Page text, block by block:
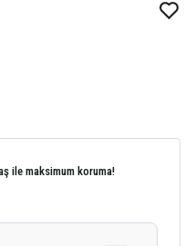
ile maksimum koruma!